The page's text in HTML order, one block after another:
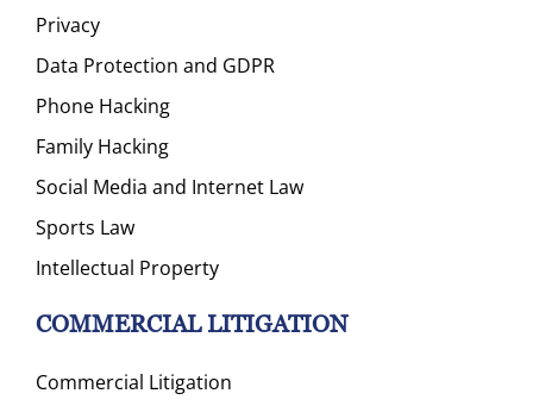
Privacy
Data Protection and GDPR
Phone Hacking
Family Hacking
Social Media and Internet Law
Sports Law
Intellectual Property
COMMERCIAL LITIGATION
Commercial Litigation